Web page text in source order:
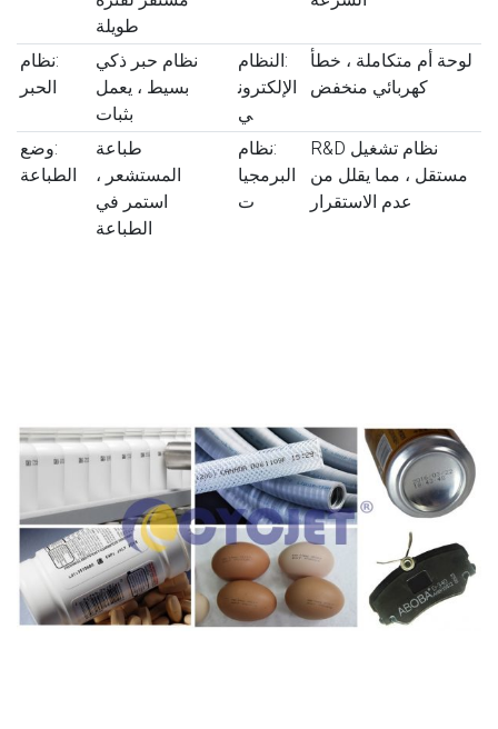
طويلة
:نظام
الحبر
نظام حبر ذكي
بسيط ، يعمل
بثبات
:النظام
الإلكترون
ي
لوحة أم متكاملة ، خطأ
كهربائي منخفض
:وضع
الطباعة
طباعة
المستشعر ،
استمر في
الطباعة
:نظام
البرمجيا
ت
نظام تشغيل R&D
مستقل ، مما يقلل من
عدم الاستقرار